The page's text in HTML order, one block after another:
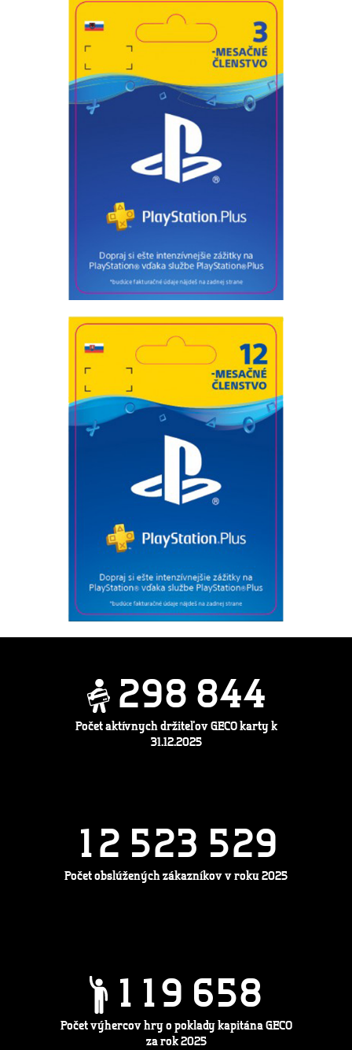
298 844
Počet aktívnych držiteľov GECO karty k
31.12.2025
1 2 523 529
Počet obslúžených zákazníkov v roku 2025
1 19 658
Počet výhercov hry o poklady kapitána GECO
za rok 2025